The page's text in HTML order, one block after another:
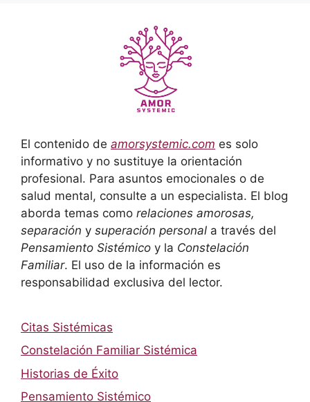
El contenido de amorsystemic.com es solo
informativo y no sustituye la orientación
profesional. Para asuntos emocionales o de
salud mental, consulte a un especialista. El blog
aborda temas como relaciones amorosas,
separación y superación personal a través del
Pensamiento Sistémico y la Constelación
Familiar. El uso de la información es
responsabilidad exclusiva del lector.
Citas Sistémicas
Constelación Familiar Sistémica
Historias de Éxito
Pensamiento Sistémico